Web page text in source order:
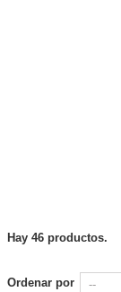
Hay 46 productos.
Ordenar por